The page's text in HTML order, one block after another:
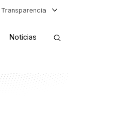
Transparencia
Noticias